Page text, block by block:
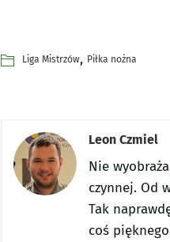
Liga Mistrzów, Piłka nożna
Leon Czmiel
Nie
czynnej. Od
Tak
coś